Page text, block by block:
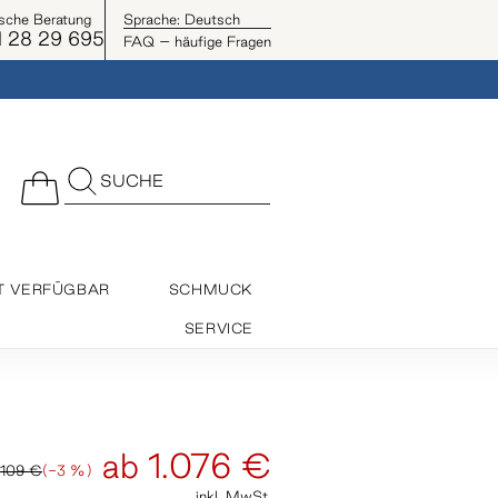
Beratung
28 29 695
Sprache: Deutsch
FAQ – häufige Fragen
SUCHE
VERFÜGBAR SCHMUCK
SERVICE
€(-3 %) ab 1.076 €